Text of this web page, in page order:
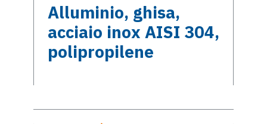
Alluminio, ghisa,
acciaio inox AISI 304,
polipropilene